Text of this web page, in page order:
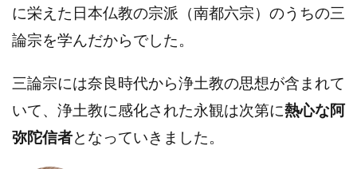
に栄えた日本仏教の宗派（南都六宗）のうちの三
論宗を学んだからでした。
三論宗には奈良時代から浄土教の思想が含まれて
いて、浄土教に感化された永観は次第に熱心な阿
弥陀信者となっていきました。